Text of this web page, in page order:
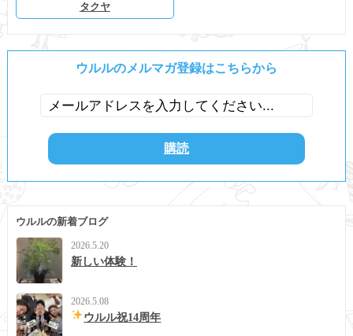
タクヤ
ウルルのメルマガ登録はこちらから
ウルルの新着ブログ
2026.5.20
新しい体験！
2026.5.08
ウルル祝14周年